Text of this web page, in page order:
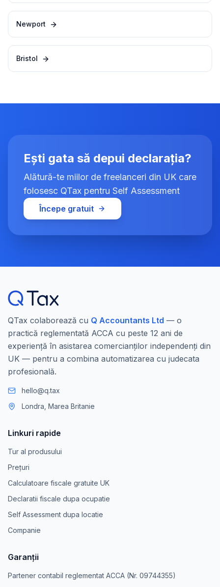
Newport
Bristol
Ești gata să depui declarația?
Alătură-te miilor de freelanceri din UK care
folosesc QTax pentru Self Assessment
Începe gratuit
QTax colaborează cu Q Accountants Ltd — o
practică reglementată ACCA cu peste 12 ani de
experiență în asistarea comercianților independenți din
UK — pentru a combina automatizarea cu judecata
profesională.
hello@q.tax
Londra, Marea Britanie
Linkuri rapide
Tur al produsului
Prețuri
Calculatoare fiscale gratuite UK
Declaratii fiscale dupa ocupatie
Self Assessment dupa locatie
Companie
Garanții
Partener contabil reglementat ACCA (Nr. 09744355)